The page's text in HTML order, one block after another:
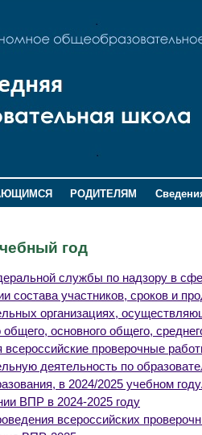
РОДИТЕЛЯМ
год
службы по надзору в
состава участников, сроков и
организациях,
общего, основного общего,
всероссийские проверочные
деятельность по
в 2024/2025 учебном
ВПР в 2024-2025 году
всероссийских